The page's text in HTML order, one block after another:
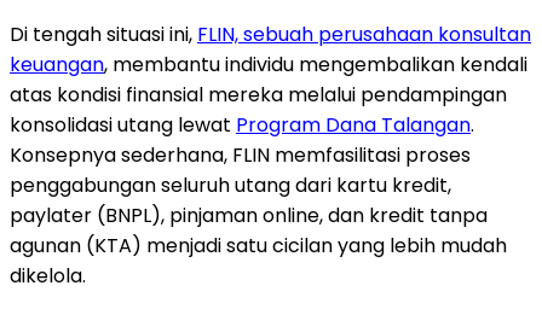
Di tengah situasi ini, FLIN, sebuah perusahaan konsultan
keuangan, membantu individu mengembalikan kendali
atas kondisi finansial mereka melalui pendampingan
konsolidasi utang lewat Program Dana Talangan.
Konsepnya sederhana, FLIN memfasilitasi proses
penggabungan seluruh utang dari kartu kredit,
paylater (BNPL), pinjaman online, dan kredit tanpa
agunan (KTA) menjadi satu cicilan yang lebih mudah
dikelola.